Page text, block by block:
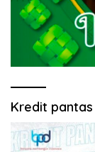
Kredit pantas